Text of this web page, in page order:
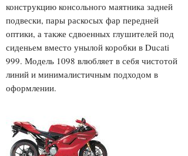
конструкцию консольного маятника задней
подвески, пары раскосых фар передней
оптики, а также сдвоенных глушителей под
сиденьем вместо унылой коробки в Ducati
999. Модель 1098 влюбляет в себя чистотой
линий и минималистичным подходом в
оформлении.